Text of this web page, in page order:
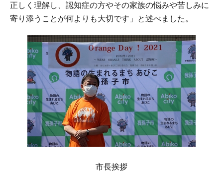
正しく理解し、認知症の方やその家族の悩みや苦しみに
寄り添うことが何よりも大切です」と述べました。
市長挨拶